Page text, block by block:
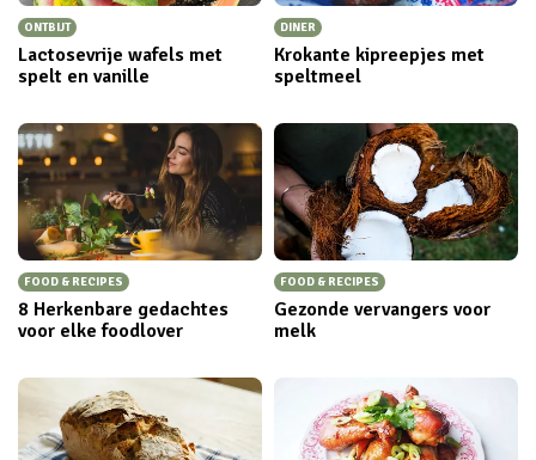
ONTBIJT
Lactosevrije wafels met
spelt en vanille
DINER
Krokante kipreepjes met
speltmeel
FOOD & RECIPES
8 Herkenbare gedachtes
voor elke foodlover
FOOD & RECIPES
Gezonde vervangers voor
melk